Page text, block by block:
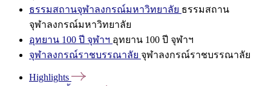
ธรรมสถานจุฬาลงกรณ์มหาวิทยาลัย ธรรมสถาน
จุฬาลงกรณ์มหาวิทยาลัย
อุทยาน 100 ปี จุฬาฯ อุทยาน 100 ปี จุฬาฯ
จุฬาลงกรณ์ราชบรรณาลัย จุฬาลงกรณ์ราชบรรณาลัย
Highlights